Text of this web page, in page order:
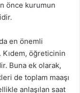
önce kurumun
en önemli
öğreticinin
Buna ek olarak,
de toplam maaşı
anlaşılan saat